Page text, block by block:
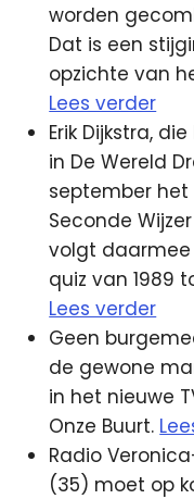
worden
Dat is een
opzichte van
Lees verder
Erik Dijkstra,
in De Wereld
september het
Seconde
volgt daarmee
quiz van 1989
Lees verder
Geen
de gewone
in het nieuwe
Onze Buurt.
Radio
(35) moet op